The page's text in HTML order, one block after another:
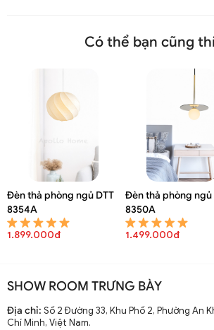
Có thể bạn cũng
Đèn thả phòng ngủ DTT
8354A
1.899.000đ
Đèn thả phòng ngủ
8350A
1.499.000đ
SHOW ROOM TRƯNG BÀY
Địa chỉ: Số 2 Đường 33, Khu Phố 2, Phường An
Chí Minh, Việt Nam.